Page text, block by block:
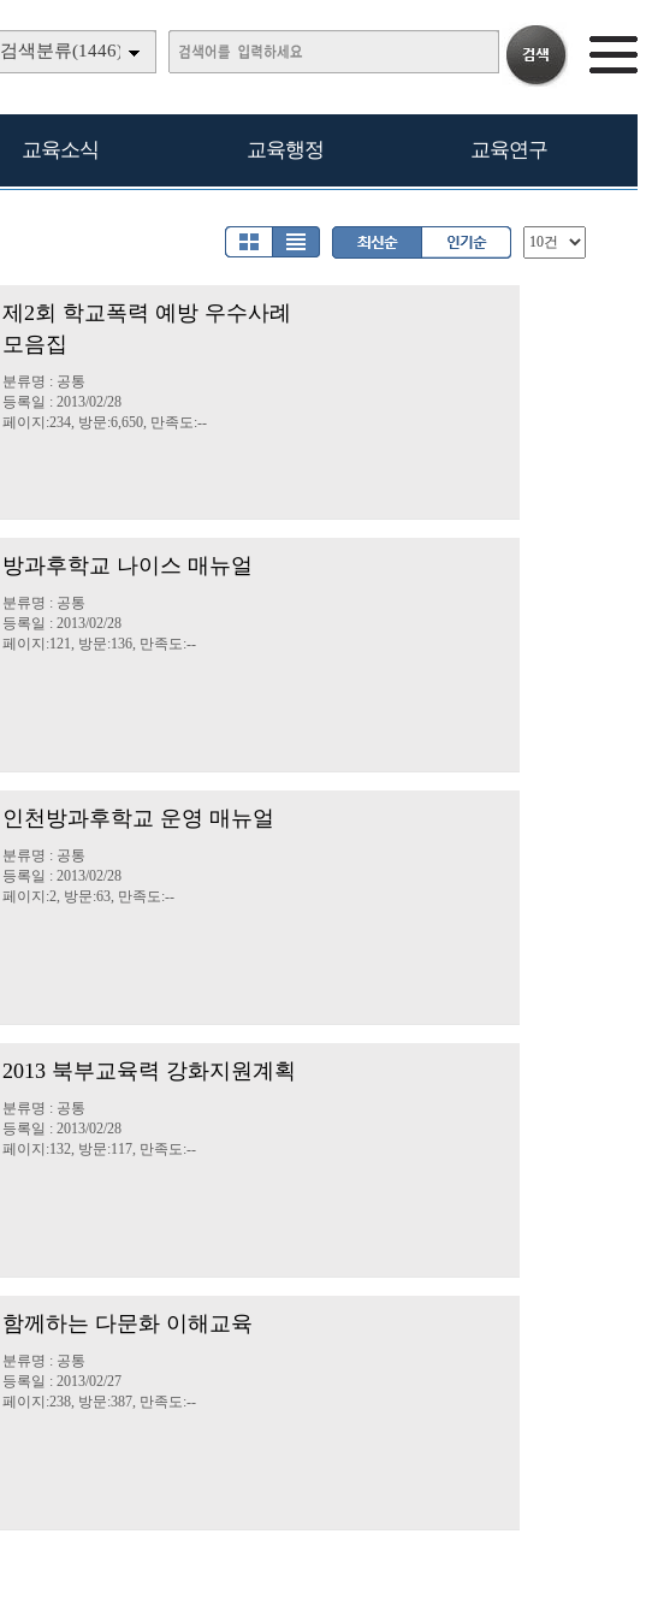
검색분류(1446)
교육소식 교육행정 교육연구
제2회 학교폭력 예방 우수사례
모음집
분류명 : 공통
등록일 : 2013/02/28
페이지:234, 방문:6,650, 만족도:--
방과후학교 나이스 매뉴얼
분류명 : 공통
등록일 : 2013/02/28
페이지:121, 방문:136, 만족도:--
인천방과후학교 운영 매뉴얼
분류명 : 공통
등록일 : 2013/02/28
페이지:2, 방문:63, 만족도:--
2013 북부교육력 강화지원계획
분류명 : 공통
등록일 : 2013/02/28
페이지:132, 방문:117, 만족도:--
함께하는 다문화 이해교육
분류명 : 공통
등록일 : 2013/02/27
페이지:238, 방문:387, 만족도:--